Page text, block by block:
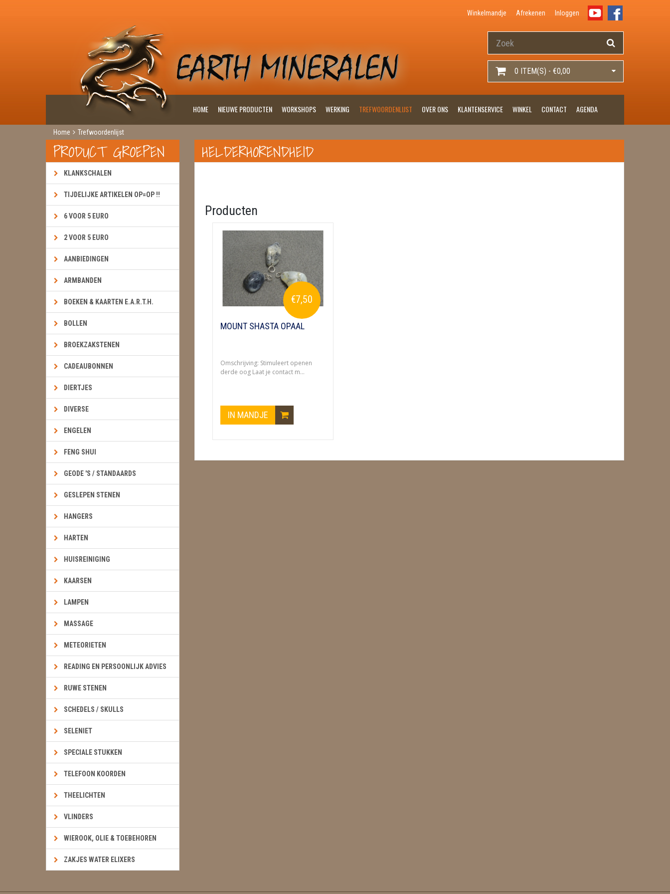
Winkelmandje Afrekenen Inloggen
0 ITEM(S) - €0,00
HOME NIEUWE PRODUCTEN WORKSHOPS WERKING TREFWOORDENLIJST OVER ONS KLANTENSERVICE WINKEL CONTACT AGENDA
Home Trefwoordenlijst
PRODUCT GROEPEN
KLANKSCHALEN
TIJDELIJKE ARTIKELEN OP=OP !!
6 VOOR 5 EURO
2 VOOR 5 EURO
AANBIEDINGEN
ARMBANDEN
BOEKEN & KAARTEN E.A.R.T.H.
BOLLEN
BROEKZAKSTENEN
CADEAUBONNEN
DIERTJES
DIVERSE
ENGELEN
FENG SHUI
GEODE 'S / STANDAARDS
GESLEPEN STENEN
HANGERS
HARTEN
HUISREINIGING
KAARSEN
LAMPEN
MASSAGE
METEORIETEN
READING EN PERSOONLIJK ADVIES
RUWE STENEN
SCHEDELS / SKULLS
SELENIET
SPECIALE STUKKEN
TELEFOON KOORDEN
THEELICHTEN
VLINDERS
WIEROOK, OLIE & TOEBEHOREN
ZAKJES WATER ELIXERS
HELDERHORENDHEID
Producten
€7,50
MOUNT SHASTA OPAAL
Omschrijving: Stimuleert openen
derde oog Laat je contact m...
IN MANDJE